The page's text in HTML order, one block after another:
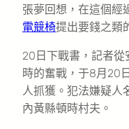
張夢回想，在這個經
電競椅提出要錢之類
20日下戰書，記者從
時的奮戰，于8月20
人抓獲。犯法嫌疑人
內黃縣頓時村夫。